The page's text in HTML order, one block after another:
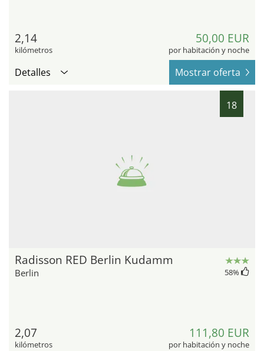
2,14
kilómetros
50,00 EUR
por habitación y noche
Detalles Mostrar oferta
18
Radisson RED Berlin Kudamm
Berlin 58%
2,07
kilómetros
111,80 EUR
por habitación y noche